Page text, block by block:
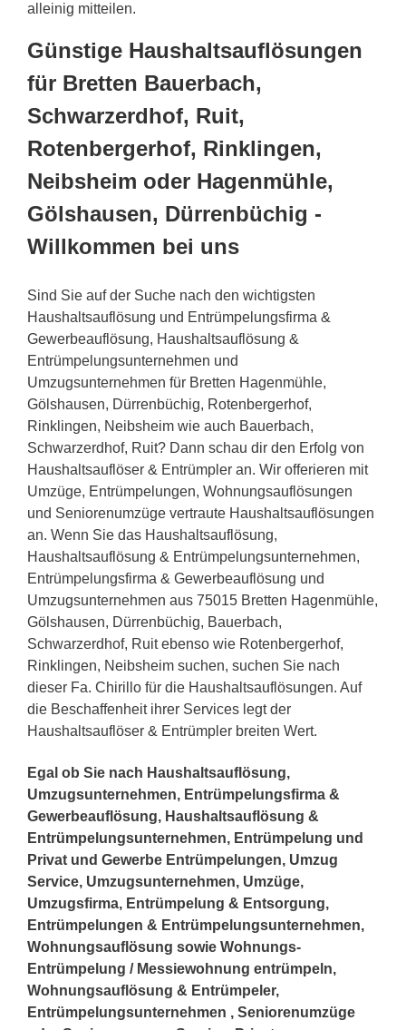
alleinig mitteilen.
Günstige Haushaltsauflösungen
für Bretten Bauerbach,
Schwarzerdhof, Ruit,
Rotenbergerhof, Rinklingen,
Neibsheim oder Hagenmühle,
Gölshausen, Dürrenbüchig -
Willkommen bei uns
Sind Sie auf der Suche nach den wichtigsten
Haushaltsauflösung und Entrümpelungsfirma &
Gewerbeauflösung, Haushaltsauflösung &
Entrümpelungsunternehmen und
Umzugsunternehmen für Bretten Hagenmühle,
Gölshausen, Dürrenbüchig, Rotenbergerhof,
Rinklingen, Neibsheim wie auch Bauerbach,
Schwarzerdhof, Ruit? Dann schau dir den Erfolg von
Haushaltsauflöser & Entrümpler an. Wir offerieren mit
Umzüge, Entrümpelungen, Wohnungsauflösungen
und Seniorenumzüge vertraute Haushaltsauflösungen
an. Wenn Sie das Haushaltsauflösung,
Haushaltsauflösung & Entrümpelungsunternehmen,
Entrümpelungsfirma & Gewerbeauflösung und
Umzugsunternehmen aus 75015 Bretten Hagenmühle,
Gölshausen, Dürrenbüchig, Bauerbach,
Schwarzerdhof, Ruit ebenso wie Rotenbergerhof,
Rinklingen, Neibsheim suchen, suchen Sie nach
dieser Fa. Chirillo für die Haushaltsauflösungen. Auf
die Beschaffenheit ihrer Services legt der
Haushaltsauflöser & Entrümpler breiten Wert.
Egal ob Sie nach Haushaltsauflösung,
Umzugsunternehmen, Entrümpelungsfirma &
Gewerbeauflösung, Haushaltsauflösung &
Entrümpelungsunternehmen, Entrümpelung und
Privat und Gewerbe Entrümpelungen, Umzug
Service, Umzugsunternehmen, Umzüge,
Umzugsfirma, Entrümpelung & Entsorgung,
Entrümpelungen & Entrümpelungsunternehmen,
Wohnungsauflösung sowie Wohnungs-
Entrümpelung / Messiewohnung entrümpeln,
Wohnungsauflösung & Entrümpeler,
Entrümpelungsunternehmen , Seniorenumzüge